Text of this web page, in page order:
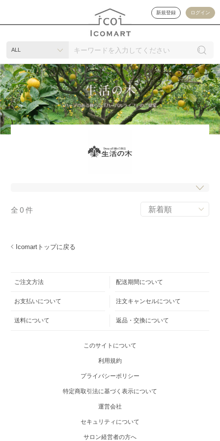
新規登録 ログイン
ALL
全 0 件
Icomartトップに戻る
ご注文方法 配送期間について
お支払いについて 注文キャンセルについて
送料について 返品・交換について
このサイトについて
利用規約
プライバシーポリシー
特定商取引法に基づく表示について
運営会社
セキュリティについて
サロン経営者の方へ